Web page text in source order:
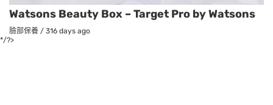
Watsons Beauty Box – Target Pro by Watsons
臉部保養 / 316 days ago
*/?>